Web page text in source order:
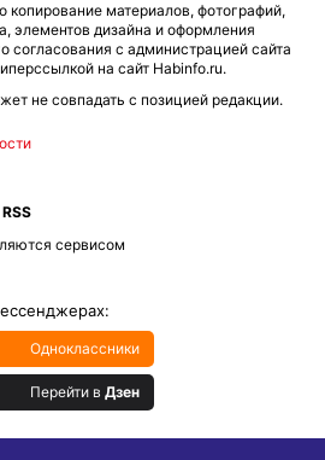
копирование материалов, фотографий,
элементов дизайна и оформления
согласования с администрацией сайта
на сайт Habinfo.ru.
не совпадать с позицией редакции.
RSS
сервисом
Одноклассники
Перейти в Дзен